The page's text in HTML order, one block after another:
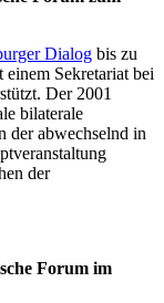
Dialog bis zu
Sekretariat bei
Der 2001
bilaterale
der abwechselnd in
der
Forum im